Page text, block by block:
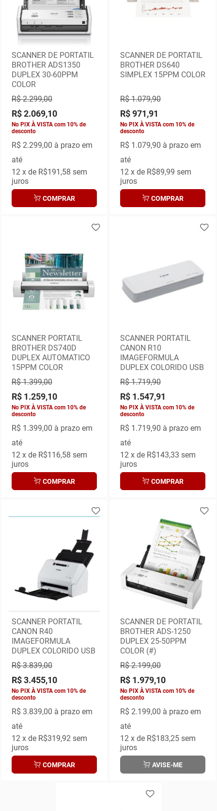
SCANNER DE PORTATIL
BROTHER ADS1350
DUPLEX 30-60PPM
COLOR
R$ 2.299,00
R$ 2.069,10
No PIX À VISTA com 10% de
desconto
R$ 2.299,00 à prazo em
até
12 x de R$191,58 sem
juros
COMPRAR
SCANNER DE PORTATIL
BROTHER DS640
SIMPLEX 15PPM COLOR
R$ 1.079,90
R$ 971,91
No PIX À VISTA com 10% de
desconto
R$ 1.079,90 à prazo em
até
12 x de R$89,99 sem
juros
COMPRAR
SCANNER PORTATIL
BROTHER DS740D
DUPLEX AUTOMATICO
15PPM COLOR
R$ 1.399,00
R$ 1.259,10
No PIX À VISTA com 10% de
desconto
R$ 1.399,00 à prazo em
até
12x de R$116,58 sem
juros
COMPRAR
SCANNER PORTATIL
CANON R10
IMAGEFORMULA
DUPLEX COLORIDO USB
R$ 1.719,90
R$ 1.547,91
No PIX À VISTA com 10% de
desconto
R$ 1.719,90 à prazo em
até
12x de R$143,33 sem
juros
COMPRAR
SCANNER PORTATIL
CANON R40
IMAGEFORMULA
DUPLEX COLORIDO USB
R$ 3.839,00
R$ 3.455,10
No PIX À VISTA com 10% de
desconto
R$ 3.839,00 à prazo em
até
12 x de R$319,92 sem
juros
COMPRAR
SCANNER DE PORTATIL
BROTHER ADS-1250
DUPLEX 25-50PPM
COLOR (#)
R$ 2.199,00
R$ 1.979,10
No PIX À VISTA com 10% de
desconto
R$ 2.199,00 à prazo em
até
12 x de R$183,25sem
juros
AVISE-ME